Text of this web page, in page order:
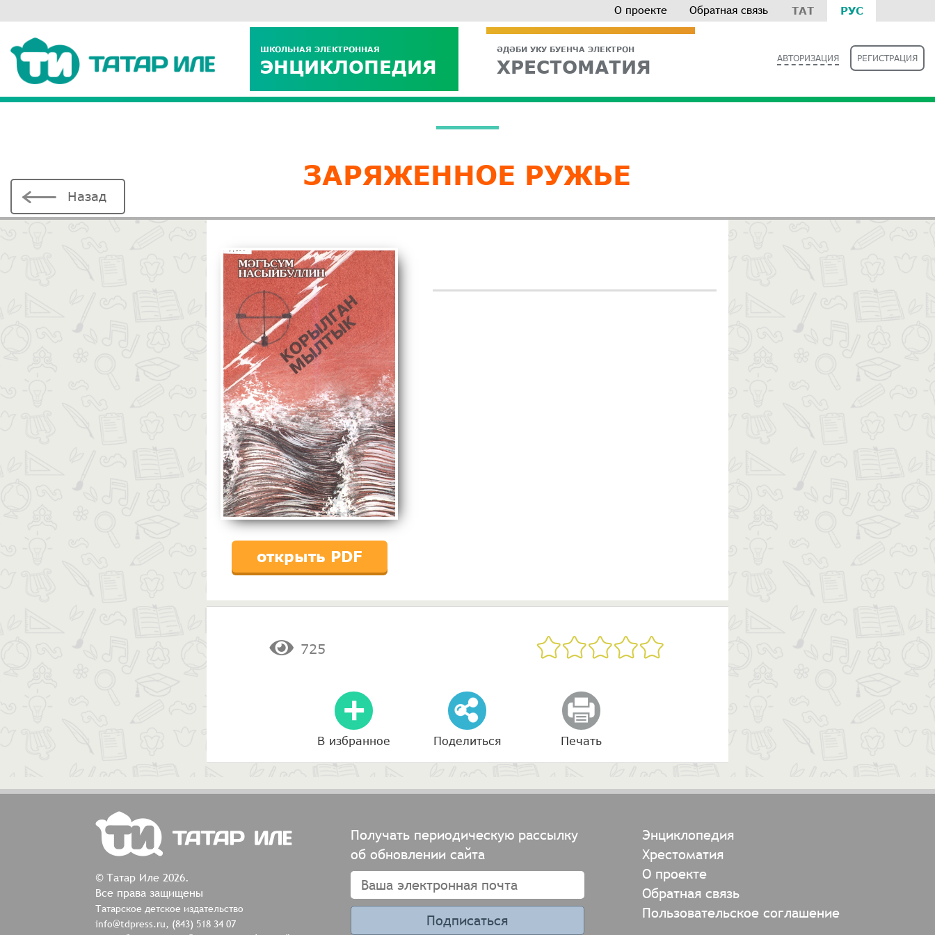
ТАТ РУС
О проекте Обратная связь
ШКОЛЬНАЯ ЭЛЕКТРОННАЯ
ЭНЦИКЛОПЕДИЯ
ӘДӘБИ УКУ БУЕНЧА ЭЛЕКТРОН
ХРЕСТОМАТИЯ АВТОРИЗАЦИЯ РЕГИСТРАЦИЯ
Назад
ЗАРЯЖЕННОЕ РУЖЬЕ
открыть PDF
725
В избранное Поделиться Печать
© Татар Иле 2026.
Все права защищены
Татарское детское издательство
info@tdpress.ru, (843) 518 34 07
Энциклопедия
Хрестоматия
О проекте
Обратная связь
Пользовательское соглашение
Получать периодическую рассылку
об обновлении сайта
Подписаться